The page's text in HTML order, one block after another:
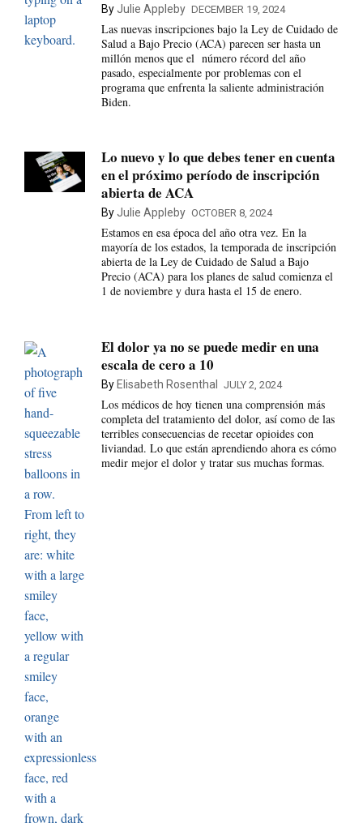
ByJulie Appleby DECEMBER 19, 2024
Las nuevas inscripciones bajo la Ley de Cuidado de
Salud a Bajo Precio (ACA) parecen ser hasta un
millón menos que el número récord del año
pasado, especialmente por problemas con el
programa que enfrenta la saliente administración
Biden.
Lo nuevo y lo que debes tener en cuenta
en el próximo período de inscripción
abierta de ACA
ByJulie Appleby OCTOBER 8, 2024
Estamos en esa época del año otra vez. En la
mayoría de los estados, la temporada de inscripción
abierta de la Ley de Cuidado de Salud a Bajo
Precio (ACA) para los planes de salud comienza el
1 de noviembre y dura hasta el 15 de enero.
El dolor ya no se puede medir en una
escala de cero a 10
By Elisabeth Rosenthal JULY 2, 2024
Los médicos de hoy tienen una comprensión más
completa del tratamiento del dolor, así como de las
terribles consecuencias de recetar opioides con
liviandad. Lo que están aprendiendo ahora es cómo
medir mejor el dolor y tratar sus muchas formas.